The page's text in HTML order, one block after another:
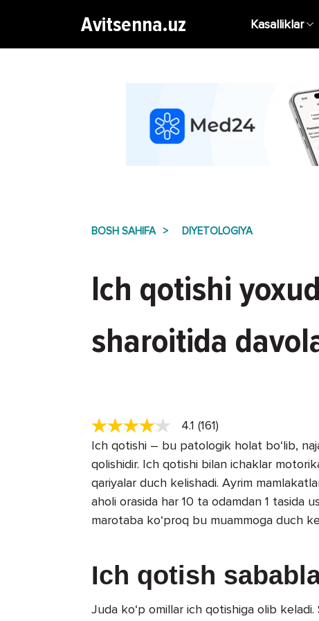
Avitsenna.uz Kasalliklar
BOSH SAHIFA DIYETOLOGIYA
Ich qotishi
sharoitida
4.1 (161)
Ich qotishi – bu patologik holat bo‘lib,
qolishidir. Ich qotishi bilan ichaklar
qariyalar duch kelishadi. Ayrim
aholi orasida har 10 ta odamdan 1 tasida
marotaba ko‘proq bu muammoga duch
Ich qotish
Juda ko‘p omillar ich qotishiga olib